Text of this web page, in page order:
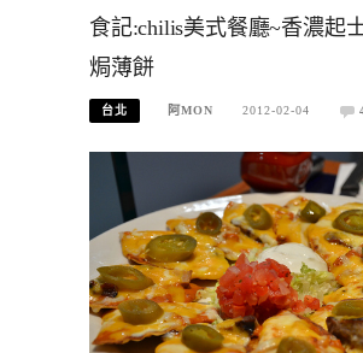
食記:chilis美式餐廳~香濃起
焗薄餅
台北 阿MON 2012-02-04